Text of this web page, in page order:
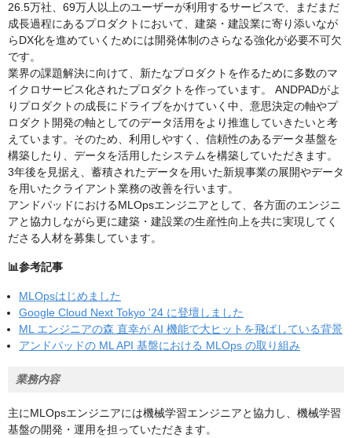
26.5万社、69万人以上のユーザーが利用するサービスで、まだまだ
成長過程にあるプロダクトにおいて、建築・建設業に寄り添いなが
らDX化を進めていくためには開発体制のさらなる強化が必要不可欠
です。
業界の課題解決に向けて、新たなプロダクトを作るために多数のマ
イクロサービス化されたプロダクトを作っています。 ANDPADがよ
りプロダクトの成長にドライブをかけていく中、意思決定の軸やプ
ロダクト開発の軸としてのデータ活用をより推進していきたいと考
えています。そのため、利用しやすく、信頼性のあるデータ基盤を
構築したり、データを活用したシステムを構築していただきます。
3年後を見据え、蓄積されたデータを用いた新規事業の展開やデータ
を用いたクライアント業務の改善を行います。
アンドパッドにおけるMLOpsエンジニアとして、各方面のエンジニ
アと協力しながら更に建築・建設業の生産性向上を共に実現してく
ださる人材を募集しています。
📊参考記事
MLOpsはじめました
Google Cloud Next Tokyo '24 に登壇しました
ML エンジニアの森 直幸が AI 機能で大ヒットを飛ばしている背景
アンドパッドの ML API 基盤における MLOps の取り組み
業務内容
主にMLOpsエンジニアには機械学習エンジニアと協力し、機械学習
基盤の開発・運用を担っていただきます。